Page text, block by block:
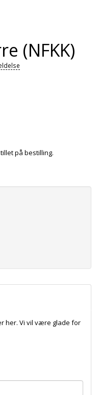
(NFKK)
på bestilling.
her. Vi vil være glade for